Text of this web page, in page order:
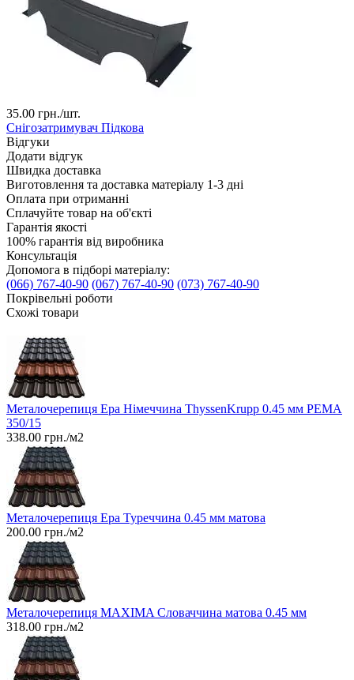
35.00 грн./шт.
Снігозатримувач Підкова
Відгуки
Додати відгук
Швидка доставка
Виготовлення та доставка матеріалу 1-3 дні
Оплата при отриманні
Сплачуйте товар на об'єкті
Гарантія якості
100% гарантія від виробника
Консультація
Допомога в підборі матеріалу:
(066) 767-40-90 (067) 767-40-90 (073) 767-40-90
Покрівельні роботи
Схожі товари
Металочерепиця Ера Німеччина ThyssenKrupp 0.45 мм PEMA
350/15
338.00 грн./м2
Металочерепиця Ера Туреччина 0.45 мм матова
200.00 грн./м2
Металочерепиця MAXIMA Словаччина матова 0.45 мм
318.00 грн./м2